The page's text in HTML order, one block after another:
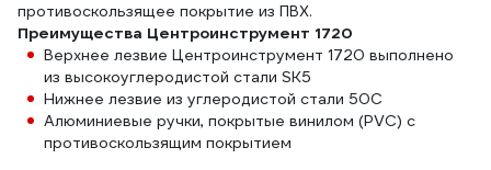
противоскользящее покрытие из ПВХ.
Преимущества Центроинструмент 1720
Верхнее лезвие Центроинструмент 1720 выполнено
из высокоуглеродистой стали SK5
Нижнее лезвие из углеродистой стали 50С
Алюминиевые ручки, покрытые винилом (PVC) с
противоскользящим покрытием